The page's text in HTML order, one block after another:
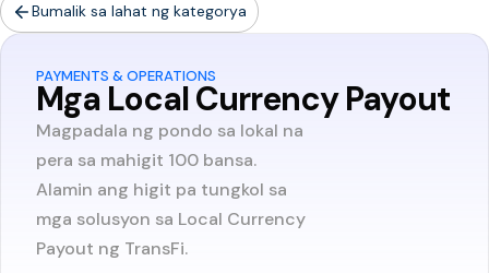
Bumalik sa lahat ng kategorya
PAYMENTS & OPERATIONS
Mga Local Currency Payout
Magpadala ng pondo sa lokal na
pera sa mahigit 100 bansa.
Alamin ang higit pa tungkol sa
mga solusyon sa Local Currency
Payout ng TransFi.